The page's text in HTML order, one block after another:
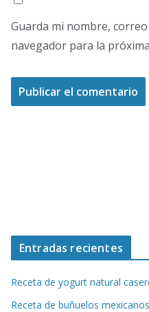
Guarda mi nombre,
navegador para la
Entradas recientes
Receta de yogurt natural
Receta de buñuelos